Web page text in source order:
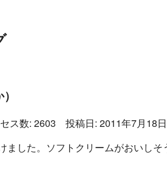
ス数: 2603 投稿日: 2011年7月18日
ました。ソフトクリームがおいしそ